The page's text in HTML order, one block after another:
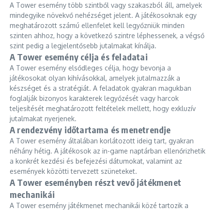
A Tower esemény több szintből vagy szakaszból áll, amelyek
mindegyike növekvő nehézséget jelent. A játékosoknak egy
meghatározott számú ellenfelet kell legyőzniük minden
szinten ahhoz, hogy a következő szintre léphessenek, a végső
szint pedig a legjelentősebb jutalmakat kínálja.
A Tower esemény célja és feladatai
A Tower esemény elsődleges célja, hogy bevonja a
játékosokat olyan kihívásokkal, amelyek jutalmazzák a
készséget és a stratégiát. A feladatok gyakran magukban
foglalják bizonyos karakterek legyőzését vagy harcok
teljesítését meghatározott feltételek mellett, hogy exkluzív
jutalmakat nyerjenek.
A rendezvény időtartama és menetrendje
A Tower esemény általában korlátozott ideig tart, gyakran
néhány hétig. A játékosok az in-game naptárban ellenőrizhetik
a konkrét kezdési és befejezési dátumokat, valamint az
események közötti tervezett szüneteket.
A Tower eseményben részt vevő játékmenet
mechanikái
A Tower esemény játékmenet mechanikái közé tartozik a